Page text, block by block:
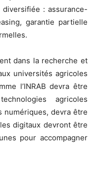
: assurance-
garantie partielle
dans la recherche et
universités agricoles
l’INRAB devra être
agricoles
numériques, devra être
digitaux devront être
pour accompagner